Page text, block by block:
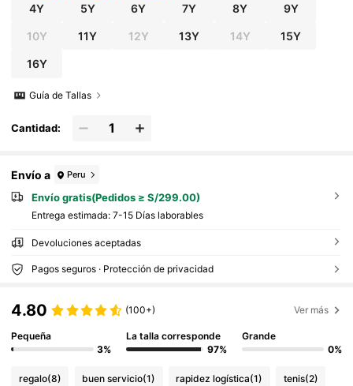
4Y 5Y 6Y 7Y 8Y 9Y
10Y 11Y 12Y 13Y 14Y 15Y
16Y
Guía de Tallas
Cantidad:
Envío a Peru
Envío gratis(Pedidos ≥ S/299.00)
Entrega estimada: 7-15 Días laborables
Devoluciones aceptadas
Pagos seguros · Protección de privacidad
4.80 (100+) Ver más
Pequeña
3%
La talla corresponde
97%
Grande
0%
regalo(8) buen servicio(1) rapidez logística(1) tenis(2)